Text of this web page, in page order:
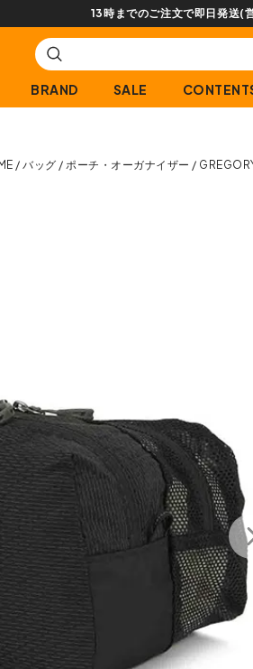
13時までのご注文で即日発送(
BRAND SALE
バッグ ポーチ・オーガナイザー